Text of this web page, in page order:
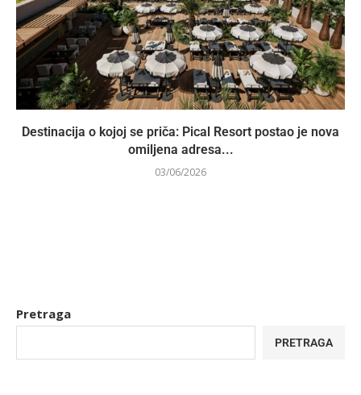
Destinacija o kojoj se priča: Pical Resort postao je nova
omiljena adresa...
03/06/2026
Pretraga
PRETRAGA